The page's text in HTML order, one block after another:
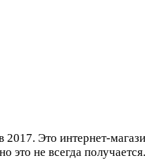
2017. Это интернет-
это не всегда